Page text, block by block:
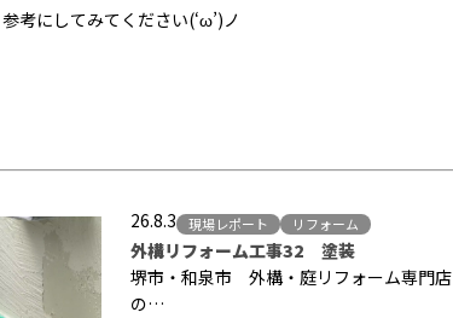
参考にしてみてください(‘ω’)ノ
26.8.3 現場レポート リフォーム
外構リフォーム工事32 塗装
堺市・和泉市 外構・庭リフォーム専門店
の…